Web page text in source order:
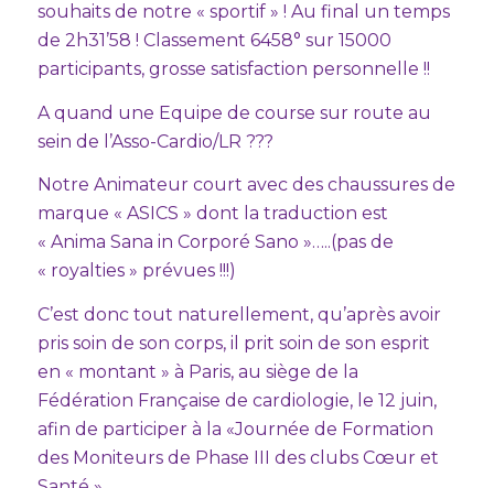
souhaits de notre « sportif » ! Au final un temps
de 2h31’58 ! Classement 6458° sur 15000
participants, grosse satisfaction personnelle !!
A quand une Equipe de course sur route au
sein de l’Asso-Cardio/LR ???
Notre Animateur court avec des chaussures de
marque « ASICS » dont la traduction est
« Anima Sana in Corporé Sano »…..(pas de
« royalties » prévues !!!)
C’est donc tout naturellement, qu’après avoir
pris soin de son corps, il prit soin de son esprit
en « montant » à Paris, au siège de la
Fédération Française de cardiologie, le 12 juin,
afin de participer à la «Journée de Formation
des Moniteurs de Phase III des clubs Cœur et